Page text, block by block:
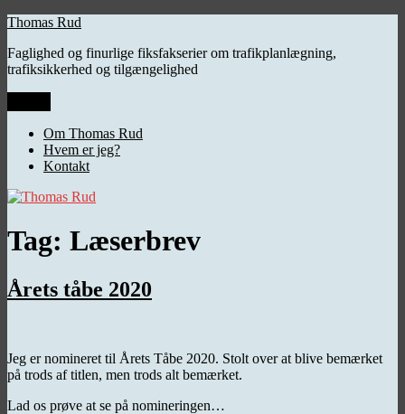
Videre
indhold
Thomas Rud
Faglighed og finurlige fiksfakserier om trafikplanlægning,
trafiksikkerhed og tilgængelighed
Om Thomas Rud
Hvem er jeg?
Kontakt
Tag: Læserbrev
Årets tåbe 2020
Jeg er nomineret til Årets Tåbe 2020. Stolt over at blive bemærket
på trods af titlen, men trods alt bemærket.
Lad os prøve at se på nomineringen…